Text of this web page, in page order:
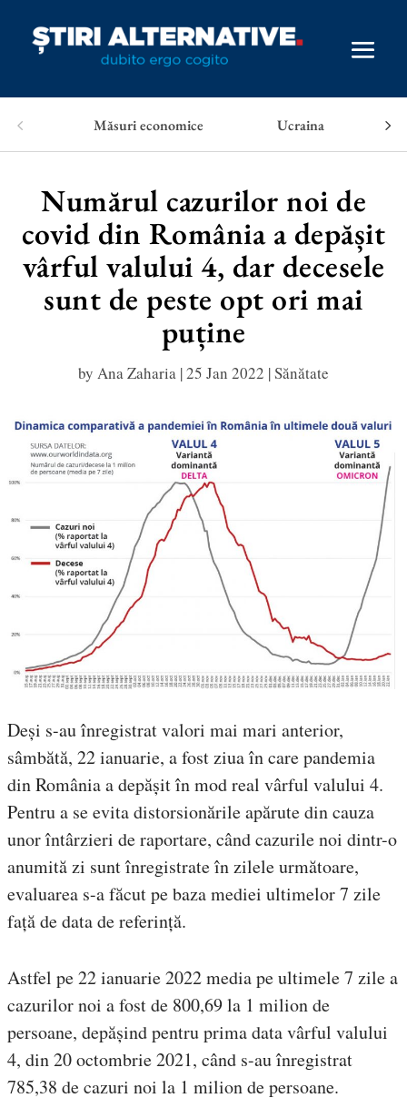
Măsuri economice Ucraina
Numărul cazurilor noi de
covid din România a depășit
vârful valului 4, dar decesele
sunt de peste opt ori mai
puține
by Ana Zaharia |25 Jan 2022 |Sănătate
Deși s-au înregistrat valori mai mari anterior,
sâmbătă, 22 ianuarie, a fost ziua în care pandemia
din România a depășit în mod real vârful valului 4.
Pentru a se evita distorsionările apărute din cauza
unor întârzieri de raportare, când cazurile noi dintr-o
anumită zi sunt înregistrate în zilele următoare,
evaluarea s-a făcut pe baza mediei ultimelor 7 zile
față de data de referință.
Astfel pe 22 ianuarie 2022 media pe ultimele 7 zile a
cazurilor noi a fost de 800,69 la 1 milion de
persoane, depășind pentru prima data vârful valului
4, din 20 octombrie 2021, când s-au înregistrat
785,38 de cazuri noi la 1 milion de persoane.